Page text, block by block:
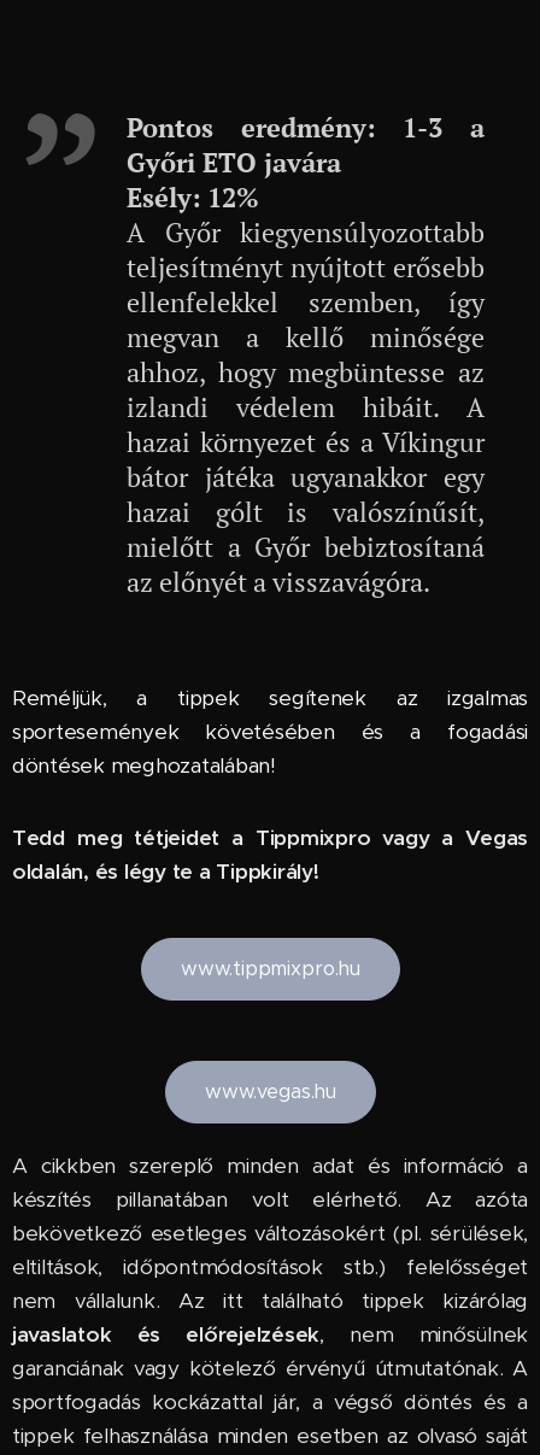
Pontos eredmény: 1-3 a
Győri ETO javára
Esély: 12%
A Győr kiegyensúlyozottabb
teljesítményt nyújtott erősebb
ellenfelekkel szemben, így
megvan a kellő minősége
ahhoz, hogy megbüntesse az
izlandi védelem hibáit. A
hazai környezet és a Víkingur
bátor játéka ugyanakkor egy
hazai gólt is valószínűsít,
mielőtt a Győr bebiztosítaná
az előnyét a visszavágóra.
Reméljük, a tippek segítenek az izgalmas
sportesemények követésében és a fogadási
döntések meghozatalában!
Tedd meg tétjeidet a Tippmixpro vagy a Vegas
oldalán, és légy te a Tippkirály!
www.tippmixpro.hu
www.vegas.hu
A cikkben szereplő minden adat és információ a
készítés pillanatában volt elérhető. Az azóta
bekövetkező esetleges változásokért (pl. sérülések,
eltiltások, időpontmódosítások stb.) felelősséget
nem vállalunk. Az itt található tippek kizárólag
javaslatok és előrejelzések, nem minősülnek
garanciának vagy kötelező érvényű útmutatónak. A
sportfogadás kockázattal jár, a végső döntés és a
tippek felhasználása minden esetben az olvasó saját